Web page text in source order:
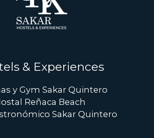
& Experiences
y Gym Sakar Quintero
Reñaca Beach
Sakar Quintero